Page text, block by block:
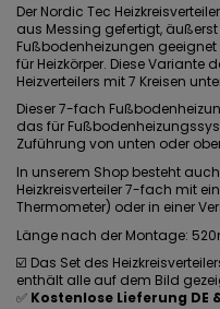
Der Nordic Tec
aus Messing gefertigt,
Fußbodenheizungen
für Heizkörper. Diese Variante
Heizverteilers mit 7 Kreisen
Dieser 7-fach
das für
Zuführung von unten oder
In unserem Shop besteht
Heizkreisverteiler 7-fach mit
Thermometer) oder in einer
Länge nach der Montage:
☑️ Das Set des
enthält alle auf dem Bild
✅ Kostenlose Lieferung DE